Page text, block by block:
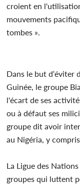
croient en
mouvements
tombes ».
Dans le but d‘éviter
Guinée, le groupe
l'écart de ses
ou à défaut ses
groupe dit avoir
au Nigéria, y
La Ligue des
groupes qui luttent